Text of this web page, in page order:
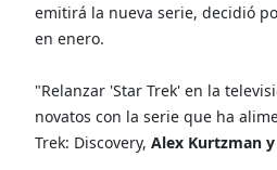
emitirá la nueva serie, decidió
en enero.
"Relanzar 'Star Trek' en la
novatos con la serie que ha
Trek: Discovery, Alex Kurtzman